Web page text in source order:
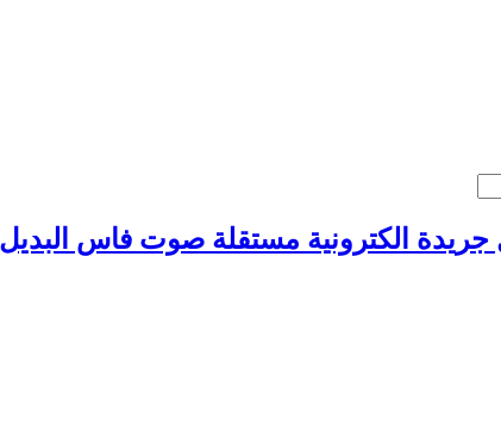
صوت فاس البديل